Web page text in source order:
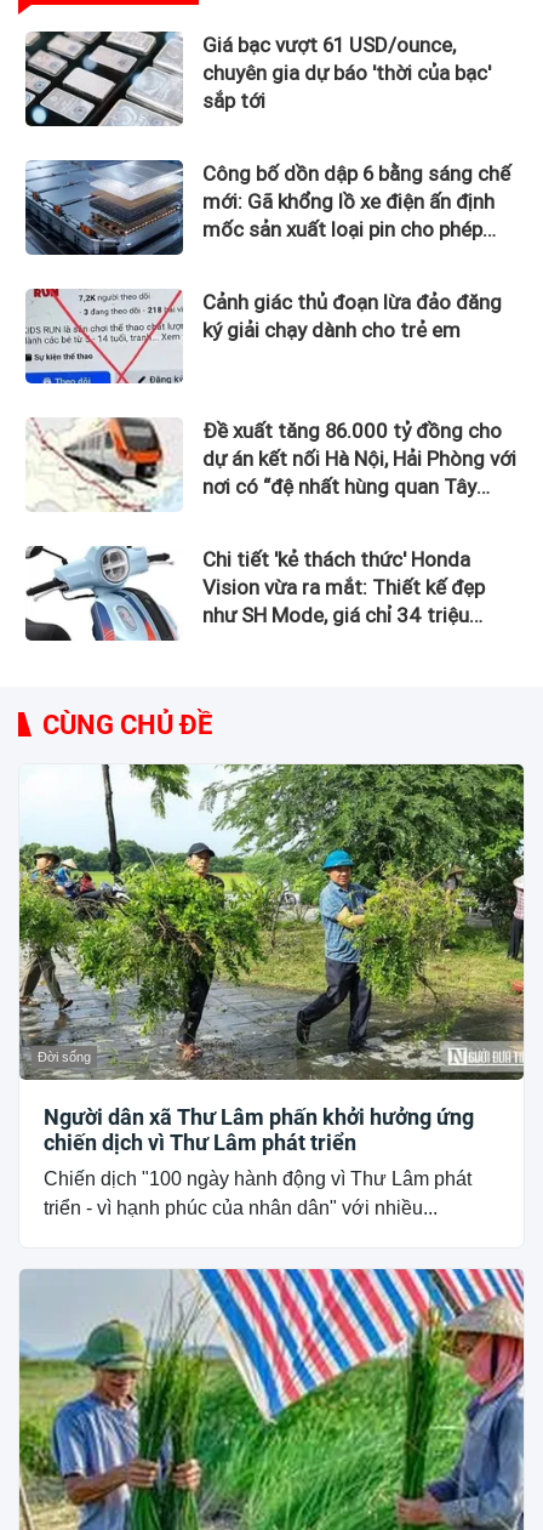
Giá bạc vượt 61 USD/ounce,
chuyên gia dự báo 'thời của bạc'
sắp tới
Công bố dồn dập 6 bằng sáng chế
mới: Gã khổng lồ xe điện ấn định
mốc sản xuất loại pin cho phép
Cảnh giác thủ đoạn lừa đảo đăng
ký giải chạy dành cho trẻ em
Đề xuất tăng 86.000 tỷ đồng cho
dự án kết nối Hà Nội, Hải Phòng với
nơi có “đệ nhất hùng quan Tây
Chi tiết 'kẻ thách thức' Honda
Vision vừa ra mắt: Thiết kế đẹp
như SH Mode, giá chỉ 34 triệu
CÙNG CHỦ ĐỀ
Đời sống
Người dân xã Thư Lâm phấn khởi hưởng ứng
chiến dịch vì Thư Lâm phát triển
Chiến dịch "100 ngày hành động vì Thư Lâm phát
triển - vì hạnh phúc của nhân dân" với nhiều...